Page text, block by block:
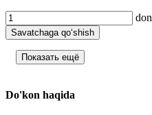
Savatchaga qo‘shish
Показать ещё
Do'kon haqida